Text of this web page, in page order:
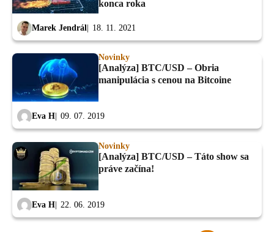
konca roka
Marek Jendrál 18. 11. 2021
Novinky
[Analýza] BTC/USD – Obria
manipulácia s cenou na Bitcoine
Eva H 09. 07. 2019
Novinky
[Analýza] BTC/USD – Táto show sa
práve začína!
Eva H 22. 06. 2019